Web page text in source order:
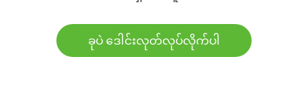
ခုပဲ ဒေါင်းလုတ်လုပ်လိုက်ပါ